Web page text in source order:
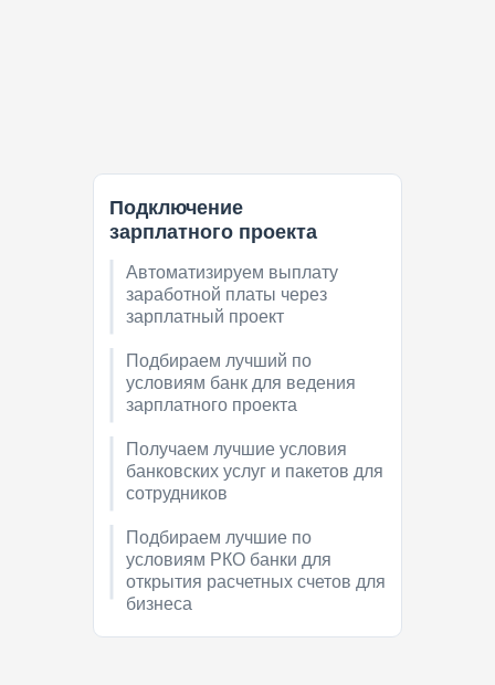
Автоматизируем выплату
заработной платы через
зарплатный проект
Подключение
зарплатного проекта
Подбираем лучший по
условиям банк для ведения
зарплатного проекта
Получаем лучшие условия
банковских услуг и пакетов для
сотрудников
Подбираем лучшие по
условиям РКО банки для
открытия расчетных счетов для
бизнеса